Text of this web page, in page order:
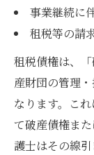
事業継続に
租税等の請
租税債権は、
産財団の管理
なります。こ
て破産債権ま
護士はその線